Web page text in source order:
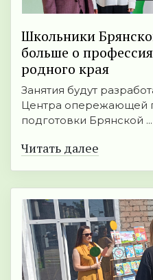
Школьники
больше о
родного края
Занятия будут
Центра опережающей
подготовки Брянской ...
Читать далее